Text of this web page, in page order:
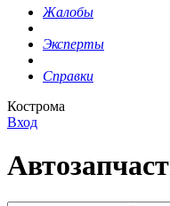
Жалобы
Эксперты
Справки
Кострома
Вход